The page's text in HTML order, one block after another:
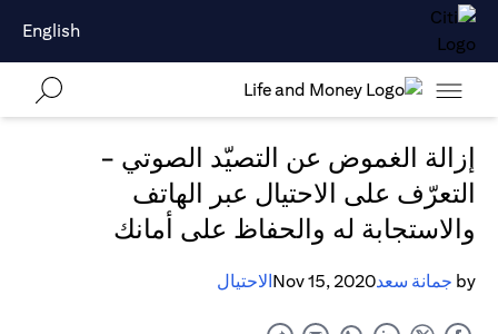
English
إزالة الغموض عن التصيّد الصوتي -
التعرّف على الاحتيال عبر الهاتف
والاستجابة له والحفاظ على أمانك
by جمانة سعدNov 15, 2020الاحتيال